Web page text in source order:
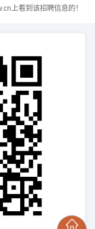
上看到该招聘信息的！